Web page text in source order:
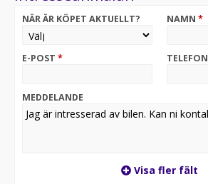
NÄR ÄR KÖPET AKTUELLT? NAMN *
E-POST * TELEFON
MEDDELANDE
Visa fler fält